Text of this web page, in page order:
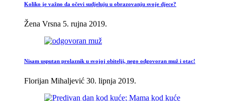
Koliko je važno da očevi sudjeluju u obrazovanju svoje djece?
Žena Vrsna 5. rujna 2019.
Nisam usputan prolaznik u svojoj obitelji, nego odgovoran muž i otac!
Florijan Mihaljević 30. lipnja 2019.